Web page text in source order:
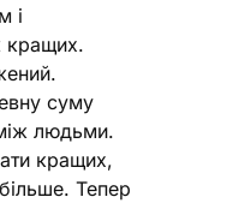
і
кращих.
суму
людьми.
кращих,
Тепер